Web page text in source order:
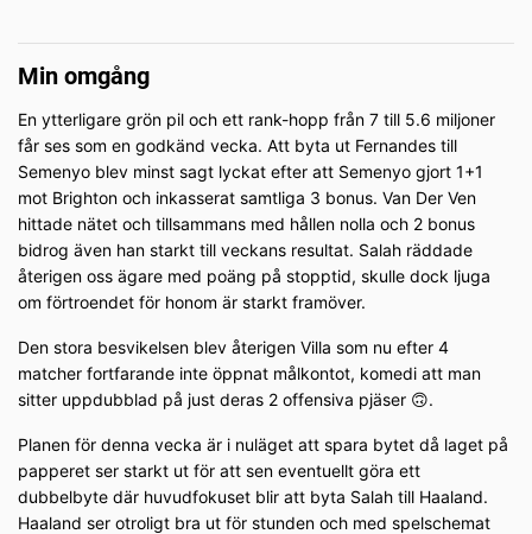
Min omgång
En ytterligare grön pil och ett rank-hopp från 7 till 5.6 miljoner
får ses som en godkänd vecka. Att byta ut Fernandes till
Semenyo blev minst sagt lyckat efter att Semenyo gjort 1+1
mot Brighton och inkasserat samtliga 3 bonus. Van Der Ven
hittade nätet och tillsammans med hållen nolla och 2 bonus
bidrog även han starkt till veckans resultat. Salah räddade
återigen oss ägare med poäng på stopptid, skulle dock ljuga
om förtroendet för honom är starkt framöver.
Den stora besvikelsen blev återigen Villa som nu efter 4
matcher fortfarande inte öppnat målkontot, komedi att man
sitter uppdubblad på just deras 2 offensiva pjäser 🙃.
Planen för denna vecka är i nuläget att spara bytet då laget på
papperet ser starkt ut för att sen eventuellt göra ett
dubbelbyte där huvudfokuset blir att byta Salah till Haaland.
Haaland ser otroligt bra ut för stunden och med spelschemat